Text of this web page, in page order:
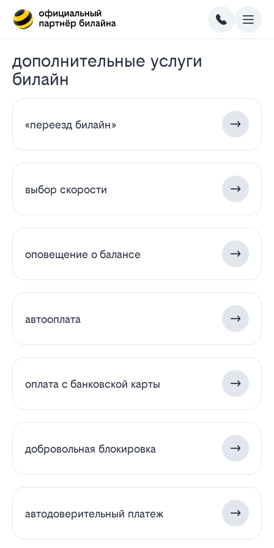
дополнительные услуги
билайн
«переезд билайн»
выбор скорости
оповещение о балансе
автооплата
оплата с банковской карты
добровольная блокировка
автодоверительный платеж